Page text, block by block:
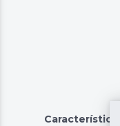
Características